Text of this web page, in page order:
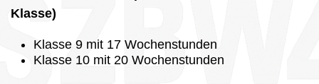
Klasse)
Klasse 9 mit 17 Wochenstunden
Klasse 10 mit 20 Wochenstunden